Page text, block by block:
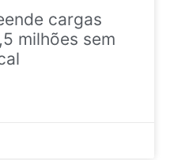
cargas
milhões sem